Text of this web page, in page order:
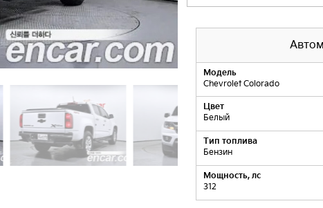
Модель
Chevrolet Colorado
Цвет
Белый
Тип топлива
Бензин
Мощность, лс
312